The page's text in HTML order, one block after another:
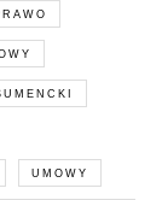
UMOWY